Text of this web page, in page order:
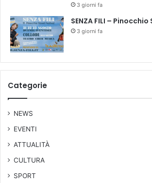
3 giorni fa
SENZA FILI –
3 giorni fa
Categorie
NEWS
EVENTI
ATTUALITÀ
CULTURA
SPORT